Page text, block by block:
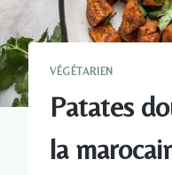
VÉGÉTARIEN
Patates
la